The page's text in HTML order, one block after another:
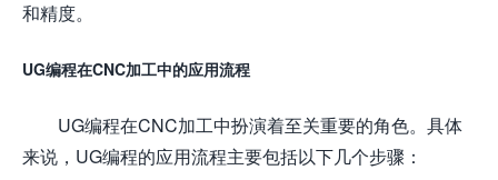
和精度。
UG编程在CNC加工中的应用流程
UG编程在CNC加工中扮演着至关重要的角色。具体
来说，UG编程的应用流程主要包括以下几个步骤：